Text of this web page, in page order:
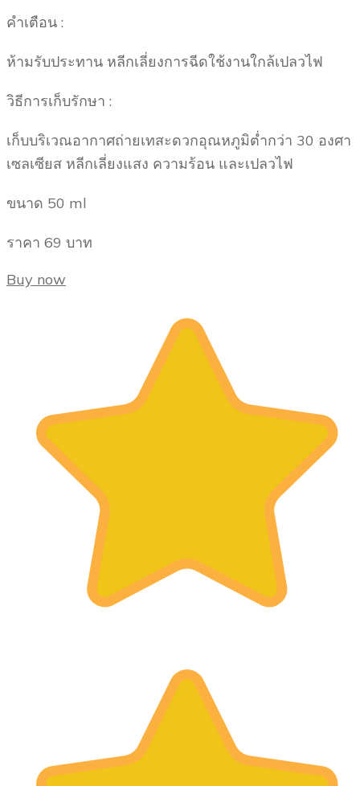
คำเตือน :
ห้ามรับประทาน หลีกเลี่ยงการฉีดใช้งานใกล้เปลวไฟ
วิธีการเก็บรักษา :
เก็บบริเวณอากาศถ่ายเทสะดวกอุณหภูมิต่ำกว่า 30 องศา
เซลเซียส หลีกเลี่ยงแสง ความร้อน และเปลวไฟ
ขนาด 50 ml
ราคา 69 บาท
Buy now